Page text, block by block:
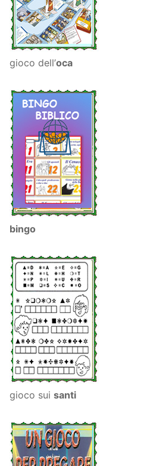
gioco dell’oca
bingo
gioco sui santi